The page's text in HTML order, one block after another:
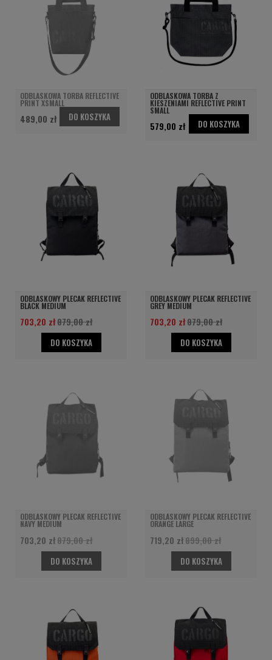
ODBLASKOWA TORBA REFLECTIVE
PRINT XSMALL
489,00 zł DO KOSZYKA
ODBLASKOWA TORBA Z
KIESZENIAMI REFLECTIVE PRINT
SMALL
579,00 zł DO KOSZYKA
ODBLASKOWY PLECAK REFLECTIVE
BLACK MEDIUM
703,20 zł879,00 zł
DO KOSZYKA
ODBLASKOWY PLECAK REFLECTIVE
GREY MEDIUM
703,20 zł879,00 zł
DO KOSZYKA
ODBLASKOWY PLECAK REFLECTIVE
NAVY MEDIUM
703,20 zł879,00 zł
DO KOSZYKA
ODBLASKOWY PLECAK REFLECTIVE
ORANGE LARGE
719,20 zł899,00 zł
DO KOSZYKA